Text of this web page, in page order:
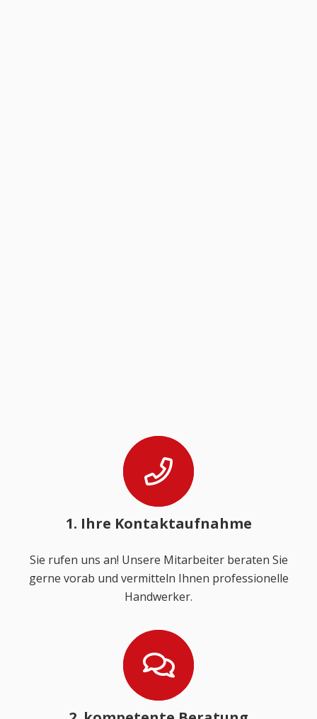
1. Ihre Kontaktaufnahme
Sie rufen uns an! Unsere Mitarbeiter beraten Sie
gerne vorab und vermitteln Ihnen professionelle
Handwerker.